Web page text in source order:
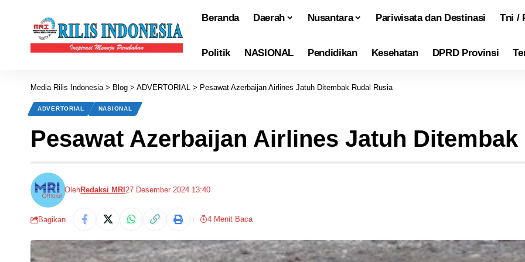
Beranda Daerah Nusantara Pariwisata dan Destinasi Tni /
Politik NASIONAL Pendidikan Kesehatan DPRD Provinsi
Media Rilis Indonesia> Blog > ADVERTORIAL > Pesawat Azerbaijan Airlines Jatuh Ditembak Rudal Rusia
ADVERTORIAL NASIONAL
Pesawat Azerbaijan Airlines Jatuh
OlehRedaksi MRI27 Desember 2024 13:40
Bagikan 4 Menit Baca